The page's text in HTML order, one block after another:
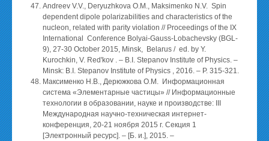
Andreev V.V., Deryuzhkova O.M., Maksimenko N.V. Spin
dependent dipole polarizabilities and characteristics of the
nucleon, related with parity violation // Proceedings of the IX
International Conference Bolyai-Gauss-Lobachevsky (BGL-
9), 27-30 October 2015, Minsk, Belarus / ed. by Y.
Kurochkin, V. Red'kov . – B.I. Stepanov Institute of Physics. –
Minsk: B.I. Stepanov Institute of Physics , 2016. – P. 315-321.
Максименко Н.В., Дерюжкова О.М. Информационная
система «Элементарные частицы» // Информационные
технологии в образовании, науке и производстве: III
Международная научно-техническая интернет-
конференция, 20-21 ноября 2015 г. Секция 1
[Электронный ресурс]. – [Б. и.], 2015. –